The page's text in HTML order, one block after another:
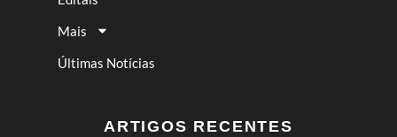
Mais
Últimas Notícias
ARTIGOS RECENTES